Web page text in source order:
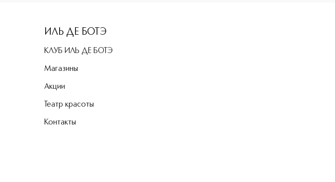
ИЛЬ ДЕ БОТЭ
КЛУБ ИЛЬ ДЕ БОТЭ
Магазины
Акции
Театр красоты
Контакты